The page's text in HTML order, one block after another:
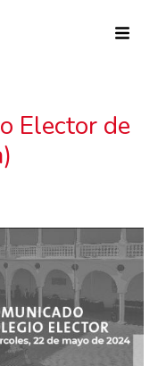
Elector de